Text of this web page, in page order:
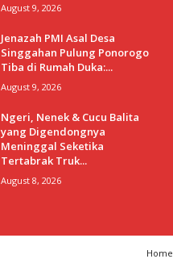
August 9, 2026
Jenazah PMI Asal Desa
Singgahan Pulung Ponorogo
Tiba di Rumah Duka:...
August 9, 2026
Ngeri, Nenek & Cucu Balita
yang Digendongnya
Meninggal Seketika
Tertabrak Truk...
August 8, 2026
Home